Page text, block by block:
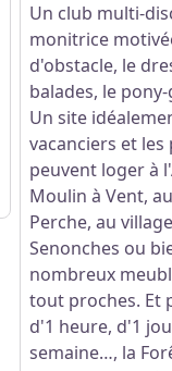
Un club multi-
monitrice
d'obstacle, le
balades, le
Un site
vacanciers et
peuvent loger à
Moulin à Vent,
Perche, au
Senonches ou
nombreux
tout proches. Et
d'1 heure, d'1
semaine…, la